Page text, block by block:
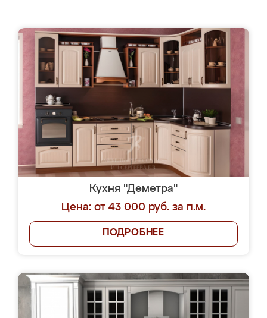
Кухня "Деметра"
Цена: от 43 000 руб. за п.м.
ПОДРОБНЕЕ